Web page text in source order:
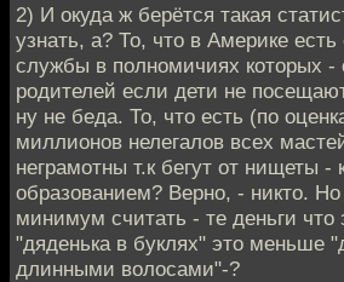
2) И окуда ж берётся такая
узнать, а? То, что в Америке
службы в полномичиях которых -
родителей если дети не
ну не беда. То, что есть (по
миллионов нелегалов всех
неграмотны т.к бегут от нищеты -
образованием? Верно, - никто.
минимум считать - те деньги
"дяденька в буклях" это меньше
длинными волосами"-?